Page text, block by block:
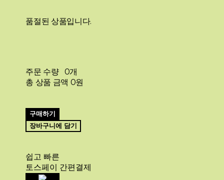
품절된 상품입니다.
주문 수량
0개
총 상품 금액 0원
구매하기
장바구니에 담기
쉽고 빠른
토스페이 간편결제